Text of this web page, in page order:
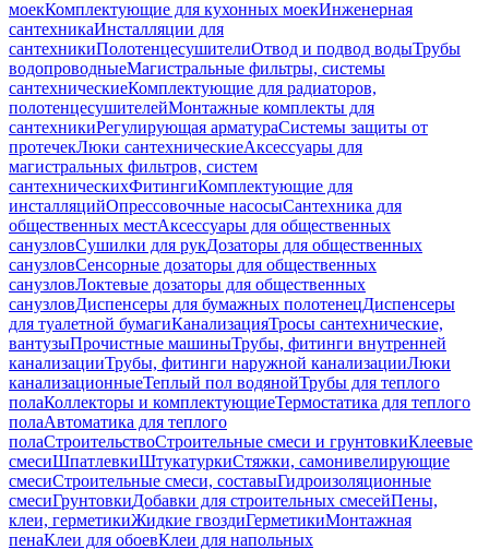
моекКомплектующие для кухонных моекИнженерная
сантехникаИнсталляции для
сантехникиПолотенцесушителиОтвод и подвод водыТрубы
водопроводныеМагистральные фильтры, системы
сантехническиеКомплектующие для радиаторов,
полотенцесушителейМонтажные комплекты для
сантехникиРегулирующая арматураСистемы защиты от
протечекЛюки сантехническиеАксессуары для
магистральных фильтров, систем
сантехническихФитингиКомплектующие для
инсталляцийОпрессовочные насосыСантехника для
общественных местАксессуары для общественных
санузловСушилки для рукДозаторы для общественных
санузловСенсорные дозаторы для общественных
санузловЛоктевые дозаторы для общественных
санузловДиспенсеры для бумажных полотенецДиспенсеры
для туалетной бумагиКанализацияТросы сантехнические,
вантузыПрочистные машиныТрубы, фитинги внутренней
канализацииТрубы, фитинги наружной канализацииЛюки
канализационныеТеплый пол водянойТрубы для теплого
полаКоллекторы и комплектующиеТермостатика для теплого
полаАвтоматика для теплого
полаСтроительствоСтроительные смеси и грунтовкиКлеевые
смесиШпатлевкиШтукатуркиСтяжки, самонивелирующие
смесиСтроительные смеси, составыГидроизоляционные
смесиГрунтовкиДобавки для строительных смесейПены,
клеи, герметикиЖидкие гвоздиГерметикиМонтажная
пенаКлеи для обоевКлеи для напольных